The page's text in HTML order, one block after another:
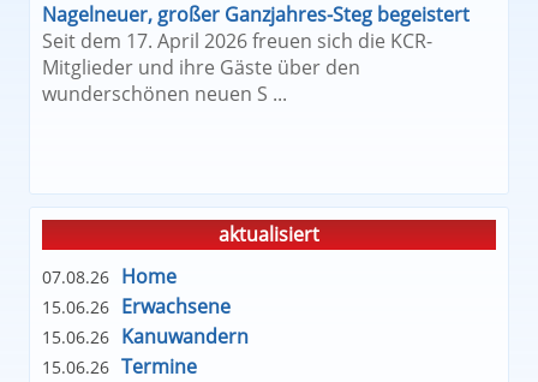
Nagelneuer, großer Ganzjahres-Steg begeistert
Seit dem 17. April 2026 freuen sich die KCR-
Mitglieder und ihre Gäste über den
wunderschönen neuen S ...
aktualisiert
07.08.26 Home
15.06.26 Erwachsene
15.06.26 Kanuwandern
15.06.26 Termine